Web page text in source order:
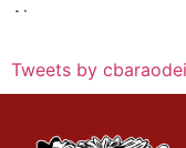
Tweets by